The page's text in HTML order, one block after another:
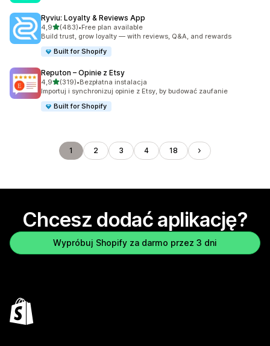
Ryviu: Loyalty & Reviews App
4,9na 5 gwiazdek
(483)
Łączna liczba recenzji: 483
•Free plan available
Build trust, grow loyalty — with reviews, Q&A, and rewards
Built for Shopify
Reputon – Opinie z Etsy
4,9na 5 gwiazdek
(319)
Łączna liczba recenzji: 319
•Bezpłatna instalacja
Importuj i synchronizuj opinie z Etsy, by budować zaufanie
Built for Shopify
1 2 3 4 18
Chcesz dodać aplikację?
Wypróbuj Shopify za darmo przez 3 dni